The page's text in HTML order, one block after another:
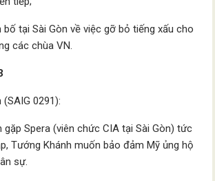
bố tại Sài Gòn về việc gỡ bỏ tiếng xấu cho
các chùa VN.
0291):
gặp Spera (viên chức CIA tại Sài Gòn) tức
Tướng Khánh muốn bảo đảm Mỹ ủng hộ
sự.